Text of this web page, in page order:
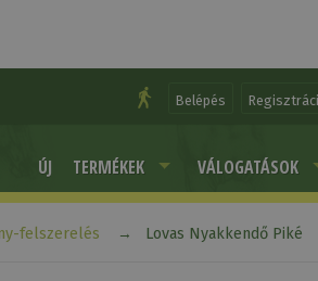
Belépés
ÚJ TERMÉKEK VÁLOGATÁSOK
felszerelés Lovas Nyakkendő Piké